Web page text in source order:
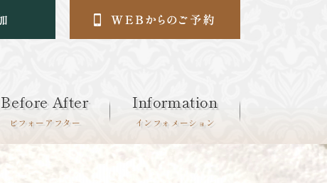
Before After
ビフォーアフター
Information
インフォメーション